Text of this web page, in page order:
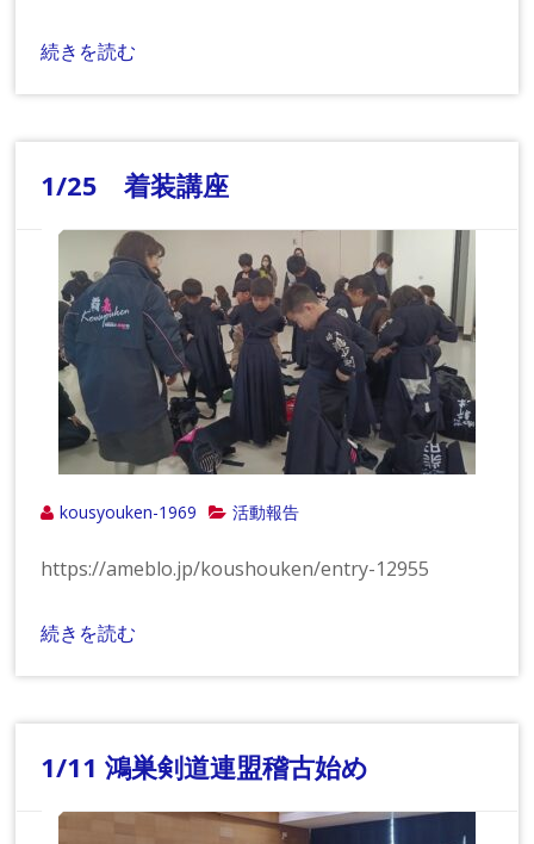
続きを読む
1/25 着装講座
kousyouken-1969 活動報告
https://ameblo.jp/koushouken/entry-12955
続きを読む
1/11 鴻巣剣道連盟稽古始め